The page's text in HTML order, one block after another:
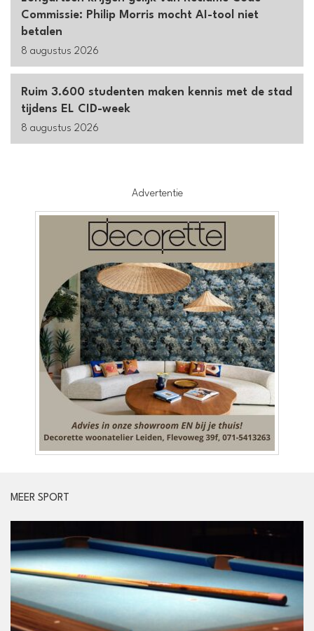
Commissie: Philip Morris mocht AI-tool niet
betalen
8 augustus 2026
Ruim 3.600 studenten maken kennis met de stad
tijdens EL CID-week
8 augustus 2026
Advertentie
MEER SPORT